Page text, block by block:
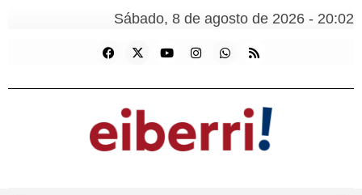
Sábado, 8 de agosto de 2026 - 20:02